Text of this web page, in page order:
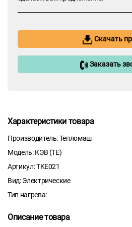
Скачать
Заказать
Характеристики товара
Производитель: Тепломаш
Модель: КЭВ (ТE)
Артикул: TKE021
Вид: Электрические
Тип нагрева:
Описание товара